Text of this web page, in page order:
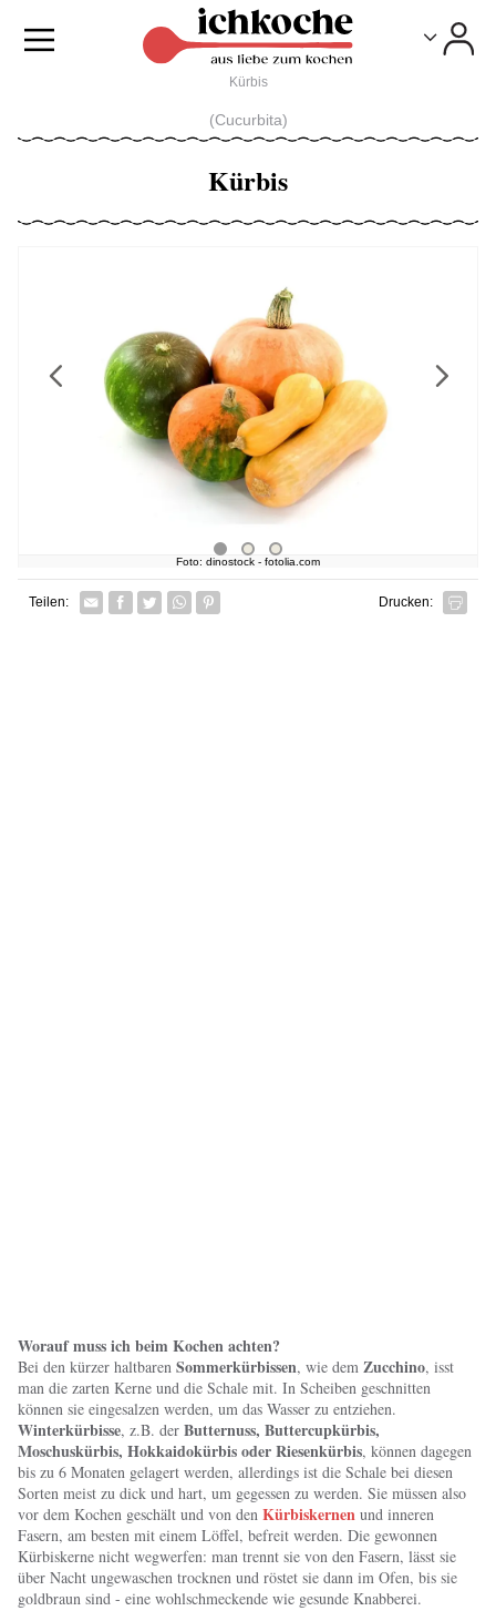
Kürbis
(Cucurbita)
Kürbis
Foto: dinostock - fotolia.com
Next
Previous
Teilen: Facebook
TwitterWhatsapp senden
Pin it Drucken:
Worauf muss ich beim Kochen achten?
Bei den kürzer haltbaren Sommerkürbissen, wie dem Zucchino, isst
man die zarten Kerne und die Schale mit. In Scheiben geschnitten
können sie eingesalzen werden, um das Wasser zu entziehen.
Winterkürbisse, z.B. der Butternuss, Buttercupkürbis,
Moschuskürbis, Hokkaidokürbis oder Riesenkürbis, können dagegen
bis zu 6 Monaten gelagert werden, allerdings ist die Schale bei diesen
Sorten meist zu dick und hart, um gegessen zu werden. Sie müssen also
vor dem Kochen geschält und von den Kürbiskernen und inneren
Fasern, am besten mit einem Löffel, befreit werden. Die gewonnen
Kürbiskerne nicht wegwerfen: man trennt sie von den Fasern, lässt sie
über Nacht ungewaschen trocknen und röstet sie dann im Ofen, bis sie
goldbraun sind - eine wohlschmeckende wie gesunde Knabberei.